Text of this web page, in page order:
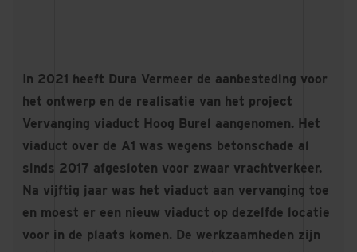
In 2021 heeft Dura Vermeer de aanbesteding voor
het ontwerp en de realisatie van het project
Vervanging viaduct Hoog Burel aangenomen. Het
viaduct over de A1 was wegens betonschade al
sinds 2017 afgesloten voor zwaar vrachtverkeer.
Na vijftig jaar was het viaduct aan vervanging toe
en moest er een nieuw viaduct op dezelfde locatie
voor in de plaats komen. De werkzaamheden zijn